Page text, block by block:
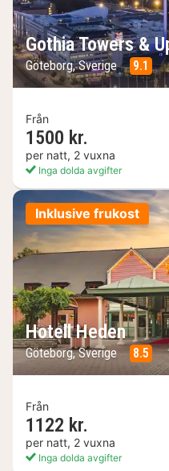
Gothia Towers &
Göteborg, Sverige 9.1
Från
1500 kr.
per natt, 2 vuxna
Inga dolda avgifter
Inklusive frukost
Hotell Heden
Göteborg, Sverige 8.5
Från
1122 kr.
per natt, 2 vuxna
Inga dolda avgifter